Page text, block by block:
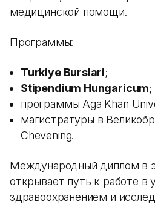
медицинской помощи.
Программы:
Turkiye Burslari;
Stipendium Hungaricum;
программы Aga Khan
магистратуры в
Chevening.
Международный диплом в
открывает путь к работе в
здравоохранением и